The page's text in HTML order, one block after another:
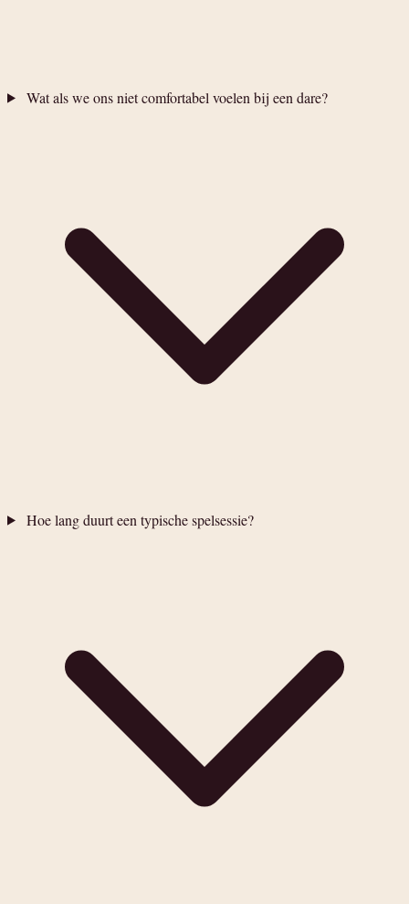
Wat als we ons niet comfortabel voelen bij een dare?
Hoe lang duurt een typische spelsessie?